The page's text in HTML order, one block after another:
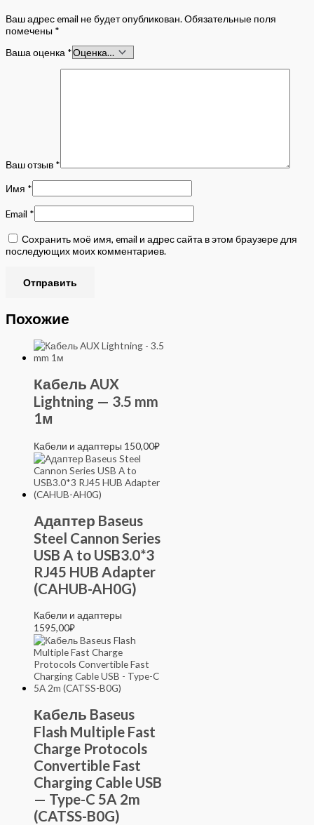
Ваш адрес email не будет опубликован.Обязательные поля
помечены *
Ваша оценка *
Ваш отзыв *
Имя *
Email *
Сохранить моё имя, email и адрес сайта в этом браузере для
последующих моих комментариев.
Похожие
Кабель AUX
Lightning — 3.5 mm
1м
Кабели и адаптеры 150,00₽
Адаптер Baseus
Steel Cannon Series
USB A to USB3.0*3
RJ45 HUB Adapter
(CAHUB-AH0G)
Кабели и адаптеры
1595,00₽
Кабель Baseus
Flash Multiple Fast
Charge Protocols
Convertible Fast
Charging Cable USB
— Type-C 5A 2m
(CATSS-B0G)